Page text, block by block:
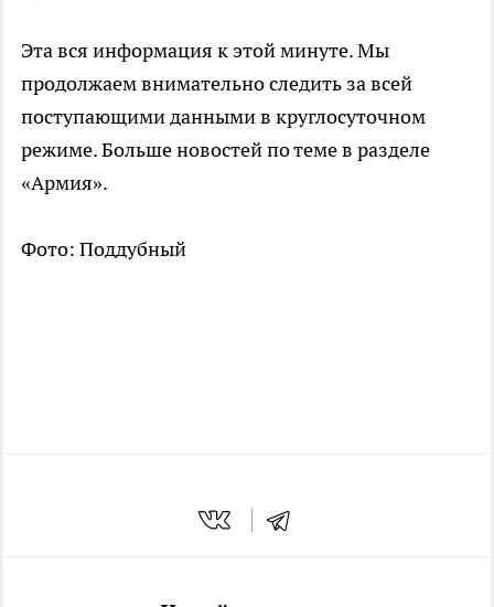
Эта вся информация к этой минуте. Мы
продолжаем внимательно следить за всей
поступающими данными в круглосуточном
режиме. Больше новостей по теме в разделе
«Армия».
Фото: Поддубный